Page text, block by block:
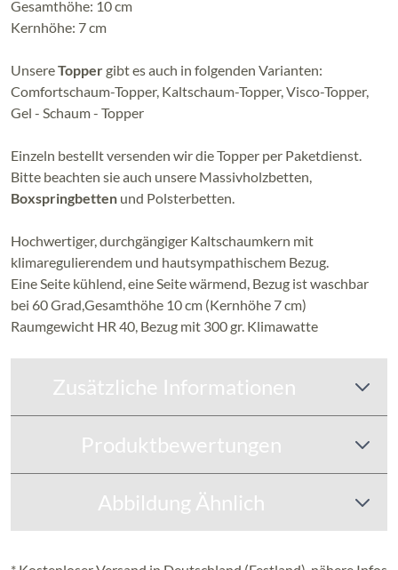
Gesamthöhe: 10 cm
Kernhöhe: 7 cm
UnsereToppergibt es auch in folgenden Varianten:
Comfortschaum-Topper, Kaltschaum-Topper, Visco-Topper,
Gel - Schaum - Topper
Einzeln bestellt versenden wir die Topper per Paketdienst.
Bitte beachten sie auch unsere Massivholzbetten,
Boxspringbetten und Polsterbetten.
Hochwertiger, durchgängiger Kaltschaumkern mit
klimaregulierendem und hautsympathischem Bezug.
Eine Seite kühlend, eine Seite wärmend, Bezug ist waschbar
bei 60 Grad,Gesamthöhe 10 cm (Kernhöhe 7 cm)
Raumgewicht HR 40, Bezug mit 300 gr. Klimawatte
Zusätzliche Informationen
Produktbewertungen
Abbildung Ähnlich